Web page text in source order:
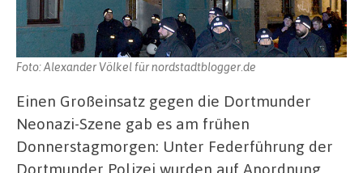
Foto: Alexander Völkel für nordstadtblogger.de
Einen Großeinsatz gegen die Dortmunder
Neonazi-Szene gab es am frühen
Donnerstagmorgen: Unter Federführung der
Dortmunder Polizei wurden auf Anordnung